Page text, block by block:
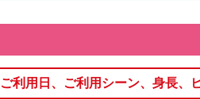
ご利用日、ご利用シーン、身長、